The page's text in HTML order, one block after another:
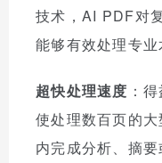
技术，AI PDF对
能够有效处理专业
超快处理速度 ：
使处理数百页的
内完成分析、摘